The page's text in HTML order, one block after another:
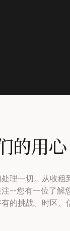
的用心
理一切。从收租
--您有一位了解
的挑战。时区